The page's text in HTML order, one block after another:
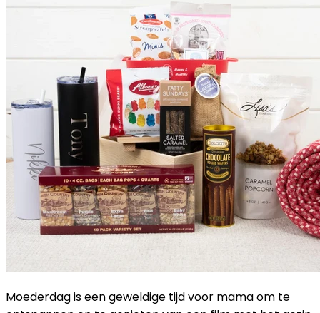
Moederdag is een geweldige tijd voor mama om te